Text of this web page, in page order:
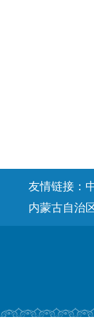
友情链接：
内蒙古自治